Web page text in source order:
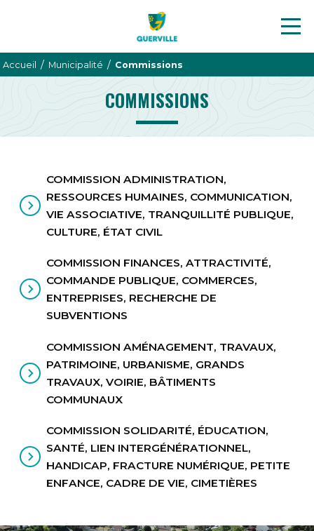
Accueil / Municipalité / Commissions
COMMISSIONS
COMMISSION ADMINISTRATION,
RESSOURCES HUMAINES, COMMUNICATION,
VIE ASSOCIATIVE, TRANQUILLITÉ PUBLIQUE,
CULTURE, ÉTAT CIVIL
COMMISSION FINANCES, ATTRACTIVITÉ,
COMMANDE PUBLIQUE, COMMERCES,
ENTREPRISES, RECHERCHE DE
SUBVENTIONS
COMMISSION AMÉNAGEMENT, TRAVAUX,
PATRIMOINE, URBANISME, GRANDS
TRAVAUX, VOIRIE, BÂTIMENTS
COMMUNAUX
COMMISSION SOLIDARITÉ, ÉDUCATION,
SANTÉ, LIEN INTERGÉNÉRATIONNEL,
HANDICAP, FRACTURE NUMÉRIQUE, PETITE
ENFANCE, CADRE DE VIE, CIMETIÈRES